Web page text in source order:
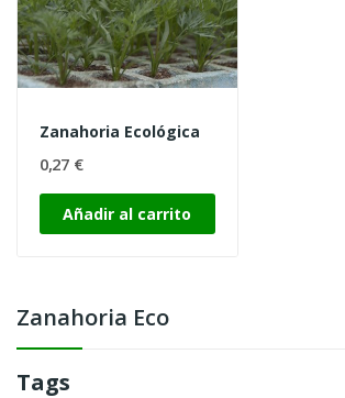
Zanahoria Eco
Tags
Zanahoria Ecológica
0,27 €
Añadir al carrito